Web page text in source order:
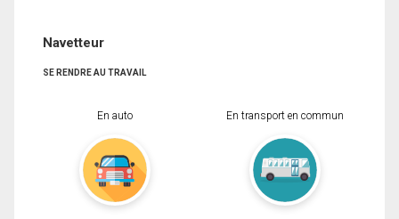
Navetteur
SE RENDRE AU TRAVAIL
En auto En transport en commun